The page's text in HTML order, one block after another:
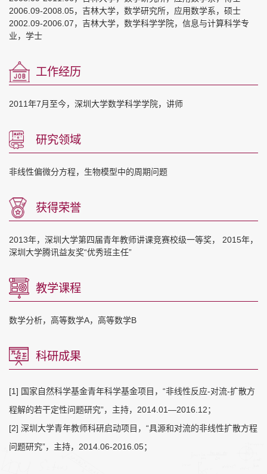
2006.09-2008.05，吉林大学，数学研究所，应用数学系，硕士
2002.09-2006.07，吉林大学，数学科学学院，信息与计算科学专
业，学士
工作经历
2011年7月至今，深圳大学数学科学学院，讲师
研究领域
非线性偏微分方程，生物模型中的周期问题
获得荣誉
2013年，深圳大学第四届青年教师讲课竞赛校级一等奖， 2015年，
深圳大学腾讯益友奖“优秀班主任”
教学课程
数学分析，高等数学A，高等数学B
科研成果
[1] 国家自然科学基金青年科学基金项目，“非线性反应-对流-扩散方
程解的若干定性问题研究”，主持，2014.01—2016.12；
[2] 深圳大学青年教师科研启动项目，“具源和对流的非线性扩散方程
问题研究”，主持，2014.06-2016.05；